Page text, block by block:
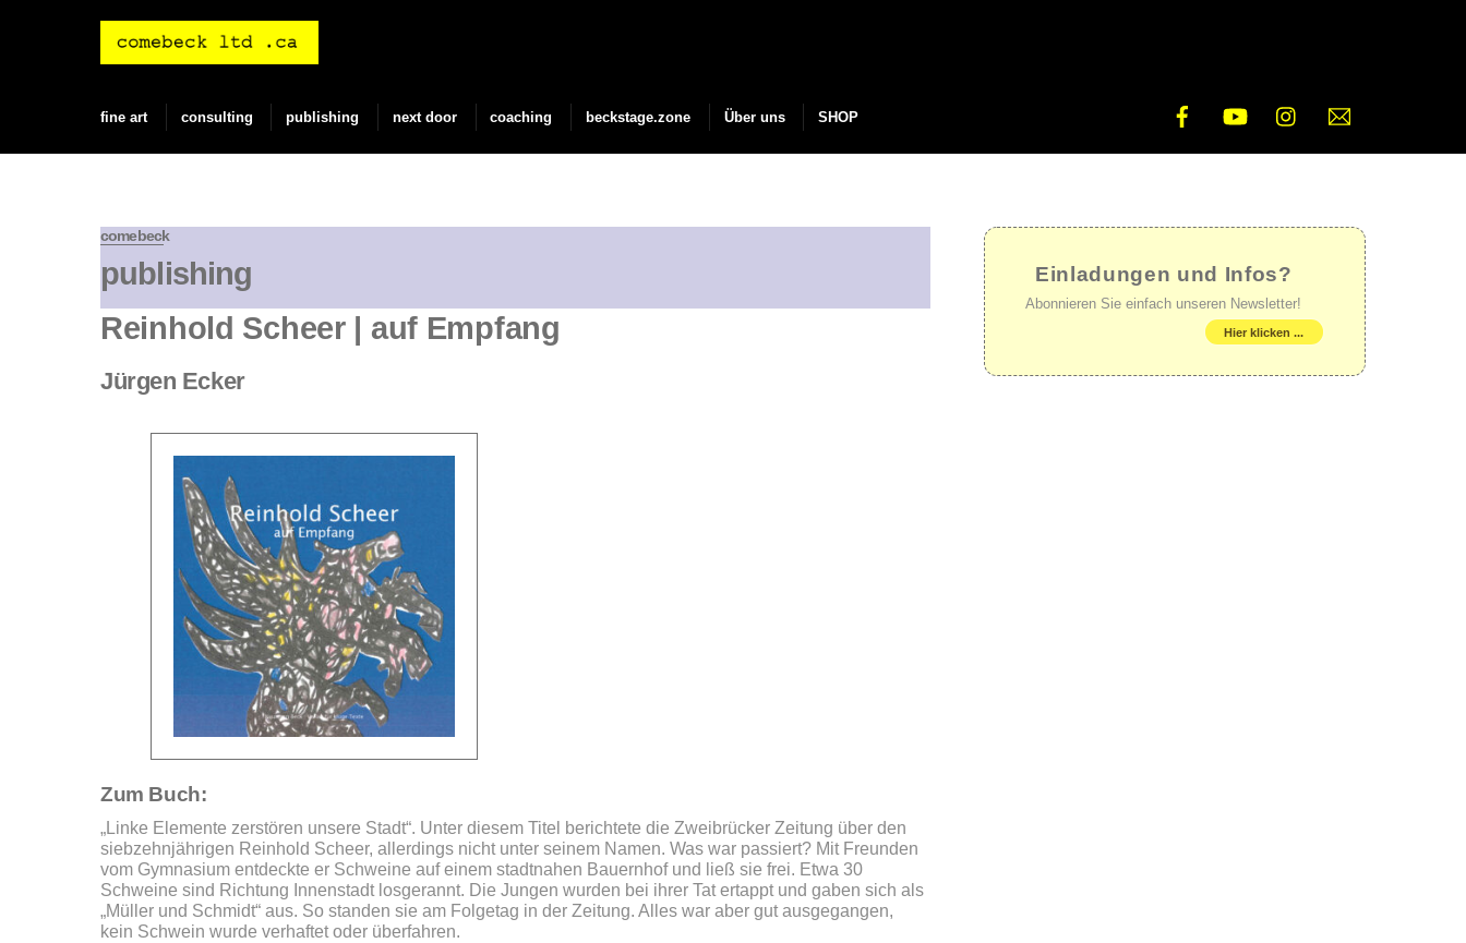
fine art consulting publishing next door coaching beckstage.zone Über uns SHOP
comebeck
publishing
Reinhold Scheer | auf Empfang
Jürgen Ecker
Zum Buch:
„Linke Elemente zerstören unsere Stadt“. Unter diesem Titel berichtete die Zweibrücker Zeitung über den
siebzehnjährigen Reinhold Scheer, allerdings nicht unter seinem Namen. Was war passiert? Mit Freunden
vom Gymnasium entdeckte er Schweine auf einem stadtnahen Bauernhof und ließ sie frei. Etwa 30
Schweine sind Richtung Innenstadt losgerannt. Die Jungen wurden bei ihrer Tat ertappt und gaben sich als
„Müller und Schmidt“ aus. So standen sie am Folgetag in der Zeitung. Alles war aber gut ausgegangen,
kein Schwein wurde verhaftet oder überfahren.
Einladungen und Infos?
Abonnieren Sie einfach unseren Newsletter!
Hier klicken ...